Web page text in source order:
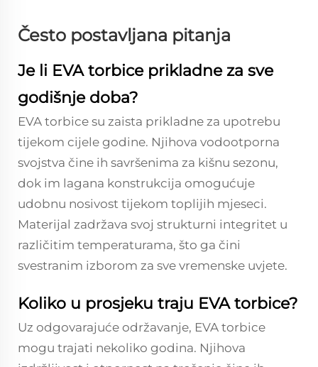
Često postavljana pitanja
Je li EVA torbice prikladne za sve
godišnje doba?
EVA torbice su zaista prikladne za upotrebu
tijekom cijele godine. Njihova vodootporna
svojstva čine ih savršenima za kišnu sezonu,
dok im lagana konstrukcija omogućuje
udobnu nosivost tijekom toplijih mjeseci.
Materijal zadržava svoj strukturni integritet u
različitim temperaturama, što ga čini
svestranim izborom za sve vremenske uvjete.
Koliko u prosjeku traju EVA torbice?
Uz odgovarajuće održavanje, EVA torbice
mogu trajati nekoliko godina. Njihova